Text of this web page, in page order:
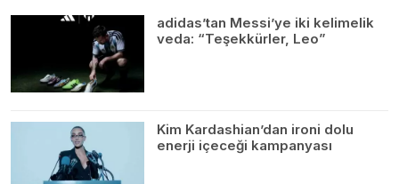
adidas’tan Messi’ye iki kelimelik
veda: “Teşekkürler, Leo”
Kim Kardashian’dan ironi dolu
enerji içeceği kampanyası